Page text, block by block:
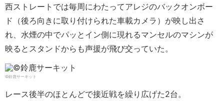
西ストレートでは毎周にわたってアレジのバックオンボー
ド（後ろ向きに取り付けられた車載カメラ）が映し出さ
れ、水煙の中でパッとイン側に現れるマンセルのマシンが
映るとスタンドからも声援が飛び交っていた。
©鈴鹿サーキット
レース後半のほとんどで接近戦を繰り広げた2台。